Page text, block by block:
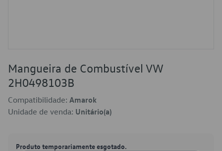
Mangueira de Combustível VW
2H0498103B
Compatibilidade: Amarok
Unidade de venda: Unitário(a)
Produto temporariamente esgotado.